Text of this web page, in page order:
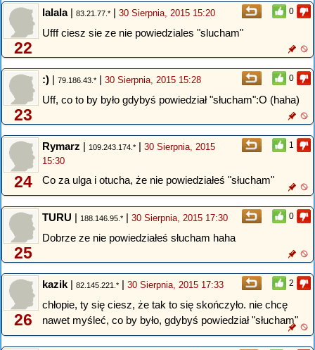
0
22
lalala| 83.21.77.* | 30 Sierpnia, 2015 15:20
Ufff ciesz sie ze nie powiedziales "slucham"
0
23
:) | 79.186.43.* | 30 Sierpnia, 2015 15:28
Uff, co to by było gdybyś powiedział "słucham":O (haha)
1
24
Rymarz | 109.243.174.* | 30 Sierpnia, 2015
15:30
Co za ulga i otucha, że nie powiedziałeś "słucham"
0
25
TURU | 188.146.95.* | 30 Sierpnia, 2015 17:30
Dobrze ze nie powiedziałeś słucham haha
2
26
kazik | 82.145.221.* | 30 Sierpnia, 2015 17:33
chłopie, ty się ciesz, że tak to się skończyło. nie chcę
nawet myśleć, co by było, gdybyś powiedział "słucham"